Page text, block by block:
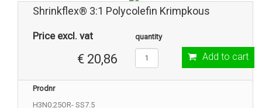
Shrinkflex® 3:1 Polycolefin Krimpkous
Price excl. vat
€ 20,86
quantity
Add to cart
Prodnr
H3N0.25OR- SS7.5